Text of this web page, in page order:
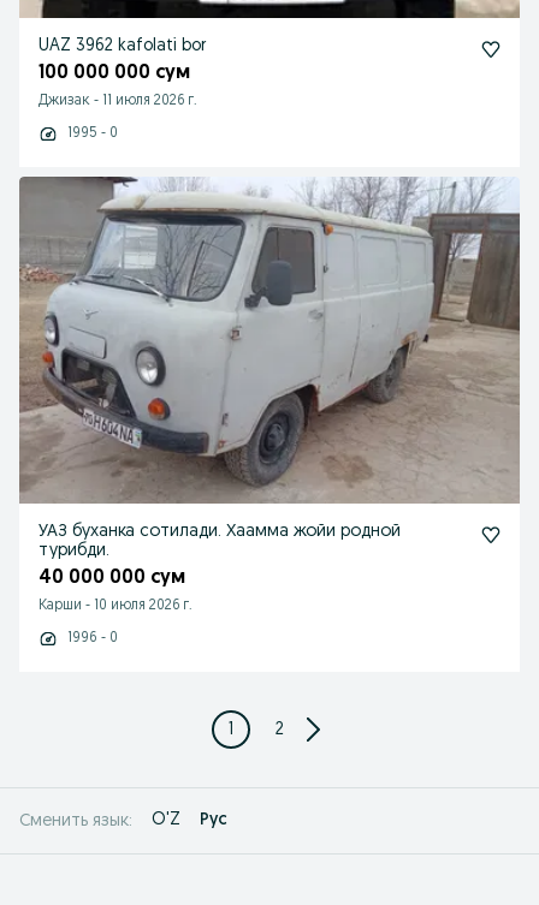
UAZ 3962 kafolati bor
100 000 000 сум
Джизак - 11 июля 2026 г.
1995 - 0
УАЗ буханка сотилади. Хаамма жойи родной
турибди.
40 000 000 сум
Карши - 10 июля 2026 г.
1996 - 0
1 2
Сменить язык: O'Z Рус